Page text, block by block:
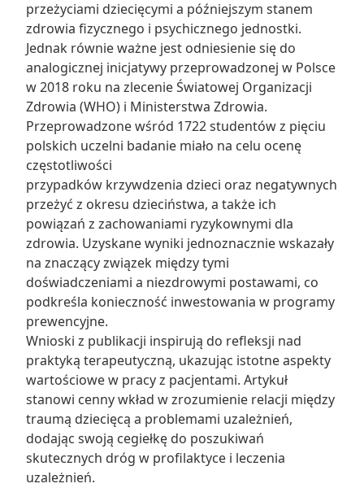
przeżyciami dziecięcymi a późniejszym stanem
zdrowia fizycznego i psychicznego jednostki.
Jednak równie ważne jest odniesienie się do
analogicznej inicjatywy przeprowadzonej w Polsce
w 2018 roku na zlecenie Światowej Organizacji
Zdrowia (WHO) i Ministerstwa Zdrowia.
Przeprowadzone wśród 1722 studentów z pięciu
polskich uczelni badanie miało na celu ocenę
częstotliwości
przypadków krzywdzenia dzieci oraz negatywnych
przeżyć z okresu dzieciństwa, a także ich
powiązań z zachowaniami ryzykownymi dla
zdrowia. Uzyskane wyniki jednoznacznie wskazały
na znaczący związek między tymi
doświadczeniami a niezdrowymi postawami, co
podkreśla konieczność inwestowania w programy
prewencyjne.
Wnioski z publikacji inspirują do refleksji nad
praktyką terapeutyczną, ukazując istotne aspekty
wartościowe w pracy z pacjentami. Artykuł
stanowi cenny wkład w zrozumienie relacji między
traumą dziecięcą a problemami uzależnień,
dodając swoją cegiełkę do poszukiwań
skutecznych dróg w profilaktyce i leczenia
uzależnień.